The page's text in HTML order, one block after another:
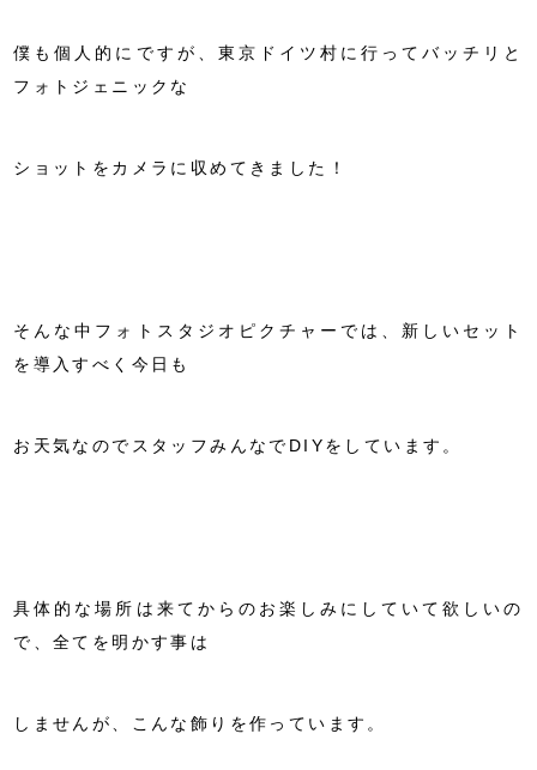
僕も個人的にですが、東京ドイツ村に行ってバッチリと
フォトジェニックな
ショットをカメラに収めてきました！
そんな中フォトスタジオピクチャーでは、新しいセット
を導入すべく今日も
お天気なのでスタッフみんなでDIYをしています。
具体的な場所は来てからのお楽しみにしていて欲しいの
で、全てを明かす事は
しませんが、こんな飾りを作っています。